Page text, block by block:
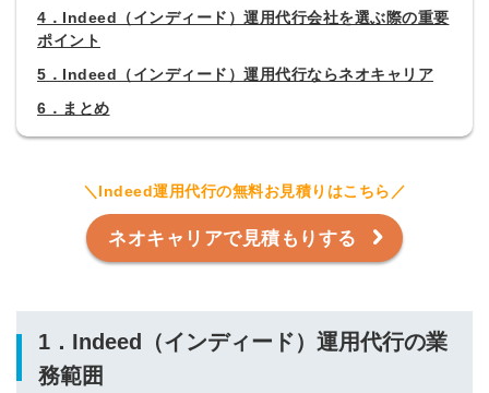
4．Indeed（インディード）運用代行会社を選ぶ際の重要
ポイント
5．Indeed（インディード）運用代行ならネオキャリア
6．まとめ
＼Indeed運用代行の無料お見積りはこちら／
ネオキャリアで見積もりする
1．Indeed（インディード）運用代行の業
務範囲